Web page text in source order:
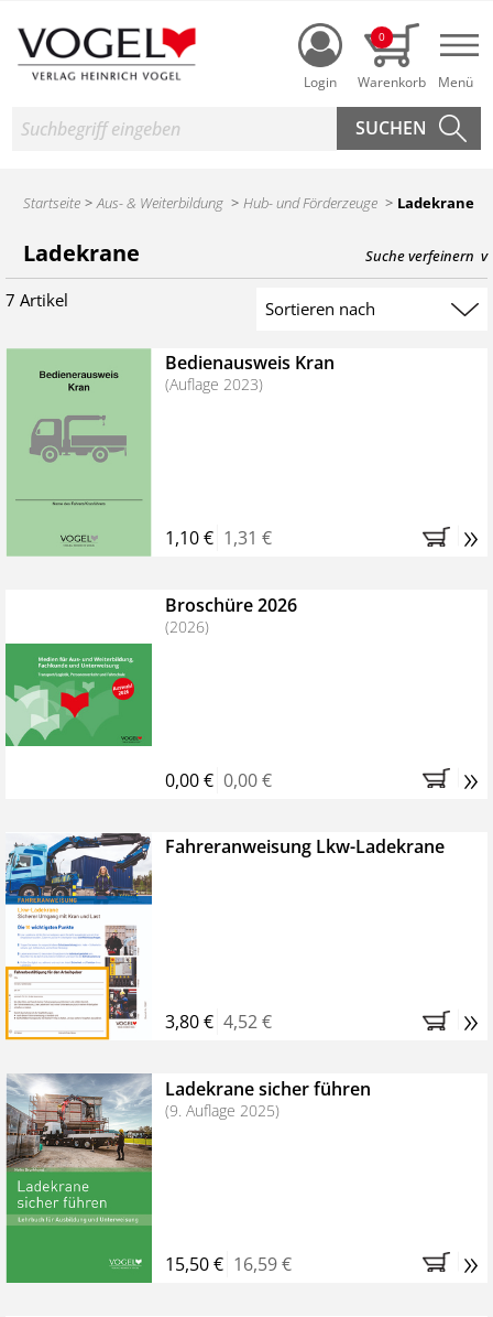
Login
0
Suche
Startseite Aus- & Weiterbildung Hub- und Förderzeuge Ladekrane
Produktsuche des Heinrich Vogel Shop
Ladekrane Suche verfeinern
7 Artikel Suchergebnis sortieren
Bedienausweis Kran
(Auflage 2023)
1,10 € 1,31 € »
Broschüre 2026
(2026)
0,00 € 0,00 € »
Fahreranweisung Lkw-Ladekrane
3,80 € 4,52 € »
Ladekrane sicher führen
(9. Auflage 2025)
15,50 € 16,59 € »